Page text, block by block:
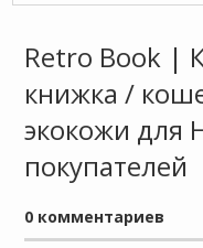
Retro Book |
книжка /
экокожи для
покупателей
0 комментариев